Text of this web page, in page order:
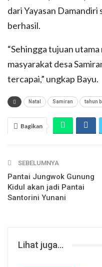
dari Yayasan
berhasil.
“Sehingga tujuan
masyarakat desa
tercapai,” ungkap Bayu.
Natal Samiran tahun
Bagikan
SEBELUMNYA
Pantai Jungwok Gunung
Kidul akan jadi Pantai
Santorini Yunani
Lihat juga...